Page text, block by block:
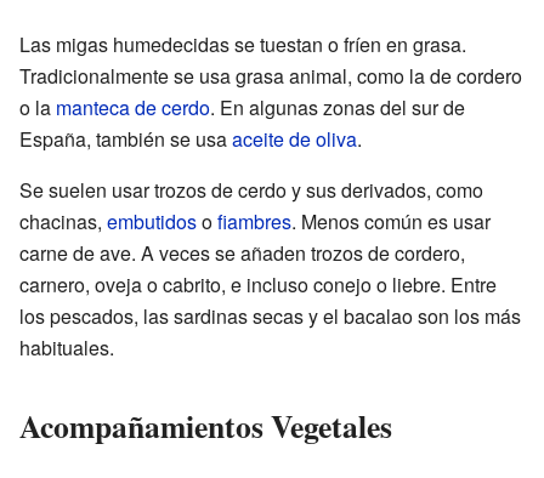
Las migas humedecidas se tuestan o fríen en grasa.
Tradicionalmente se usa grasa animal, como la de cordero
o la manteca de cerdo. En algunas zonas del sur de
España, también se usaaceite de oliva.
Se suelen usar trozos de cerdo y sus derivados, como
chacinas, embutidosofiambres. Menos común es usar
carne de ave. A veces se añaden trozos de cordero,
carnero, oveja o cabrito, e incluso conejo o liebre. Entre
los pescados, las sardinas secas y el bacalao son los más
habituales.
Acompañamientos Vegetales